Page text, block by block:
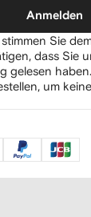
Anmelden
Sie
dass Sie
gelesen haben.
um